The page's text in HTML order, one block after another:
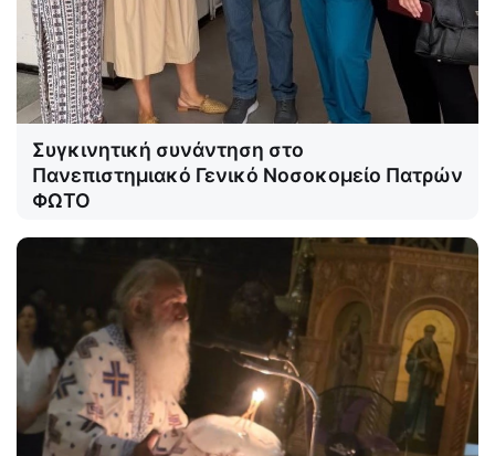
Συγκινητική συνάντηση στο
Πανεπιστημιακό Γενικό Νοσοκομείο Πατρών
ΦΩΤΟ